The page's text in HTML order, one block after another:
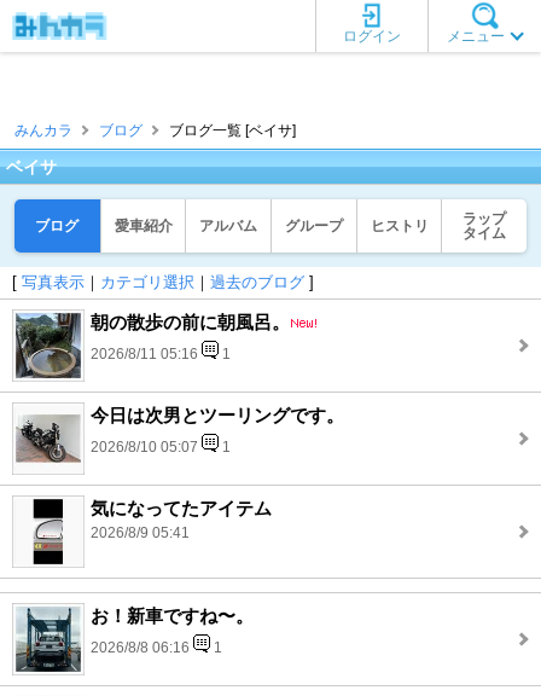
メニュー
ログイン
みんカラ ブログ ブログ一覧 [ベイサ]
ベイサ
ブログ 愛車紹介 アルバム グループ ヒストリ
ラップ
タイム
[ 写真表示 ｜ カテゴリ選択 ｜ 過去のブログ ]
朝の散歩の前に朝風呂。
2026/8/11 05:16 1
今日は次男とツーリングです。
2026/8/10 05:07 1
気になってたアイテム
2026/8/9 05:41
お！新車ですね〜。
2026/8/8 06:16 1